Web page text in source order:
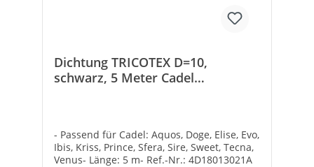
Dichtung TRICOTEX D=10,
schwarz, 5 Meter Cadel
- Passend für Cadel: Aquos, Doge, Elise, Evo,
Ibis, Kriss, Prince, Sfera, Sire, Sweet, Tecna,
Venus- Länge: 5 m- Ref.-Nr.: 4D18013021A